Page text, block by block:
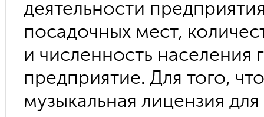
деятельности
посадочных мест,
и численность
предприятие. Для того,
музыкальная лицензия